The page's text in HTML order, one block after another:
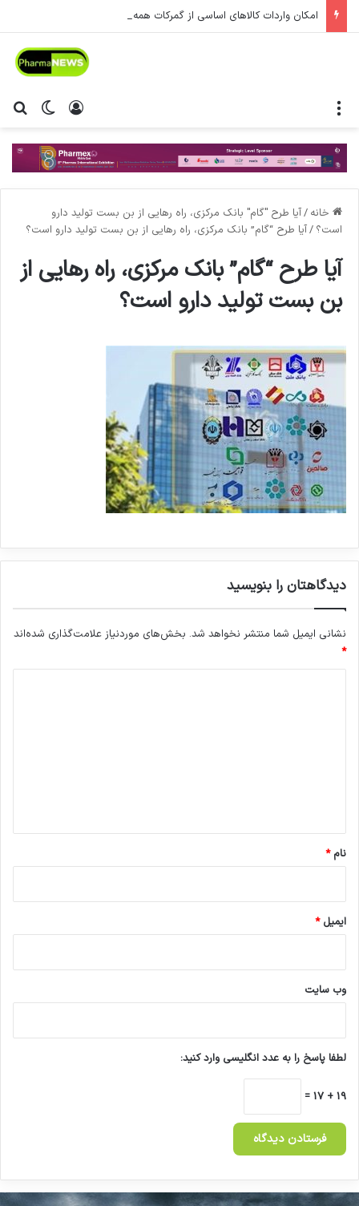
امکان واردات کالاهای اساسی از گمرکات همه استان‌ها فراهم شد.
تغییر ورود
خانه /آیا طرح "گام" بانک مرکزی، راه رهایی از بن بست تولید دارو
است؟ /آیا طرح “گام” بانک مرکزی، راه رهایی از بن بست تولید دارو است؟
آیا طرح “گام” بانک مرکزی، راه رهایی از
بن بست تولید دارو است؟
دیدگاهتان را بنویسید
نشانی ایمیل شما منتشر نخواهد شد. بخش‌های موردنیاز علامت‌گذاری شده‌اند
*
نام*
ایمیل*
وب‌ سایت
لطفا پاسخ را به عدد انگلیسی وارد کنید:
19 + 17 =